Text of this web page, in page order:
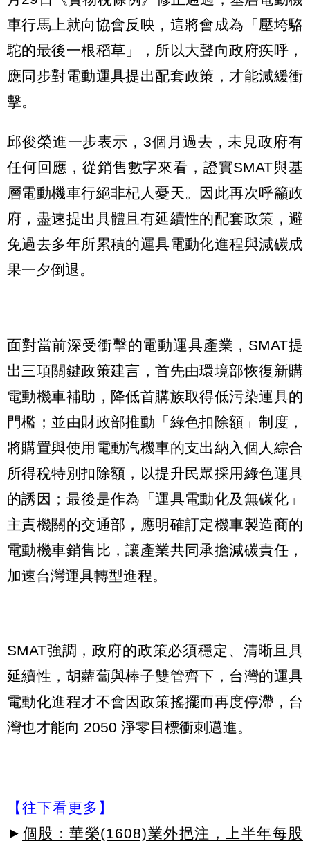
車行馬上就向協會反映，這將會成為「壓垮駱
駝的最後一根稻草」，所以大聲向政府疾呼，
應同步對電動運具提出配套政策，才能減緩衝
擊。
邱俊榮進一步表示，3個月過去，未見政府有
任何回應，從銷售數字來看，證實SMAT與基
層電動機車行絕非杞人憂天。因此再次呼籲政
府，盡速提出具體且有延續性的配套政策，避
免過去多年所累積的運具電動化進程與減碳成
果一夕倒退。
面對當前深受衝擊的電動運具產業，SMAT提
出三項關鍵政策建言，首先由環境部恢復新購
電動機車補助，降低首購族取得低污染運具的
門檻；並由財政部推動「綠色扣除額」制度，
將購置與使用電動汽機車的支出納入個人綜合
所得稅特別扣除額，以提升民眾採用綠色運具
的誘因；最後是作為「運具電動化及無碳化」
主責機關的交通部，應明確訂定機車製造商的
電動機車銷售比，讓產業共同承擔減碳責任，
加速台灣運具轉型進程。
SMAT強調，政府的政策必須穩定、清晰且具
延續性，胡蘿蔔與棒子雙管齊下，台灣的運具
電動化進程才不會因政策搖擺而再度停滯，台
灣也才能向 2050 淨零目標衝刺邁進。
【往下看更多】
► 個股：華榮(1608)業外挹注，上半年每股